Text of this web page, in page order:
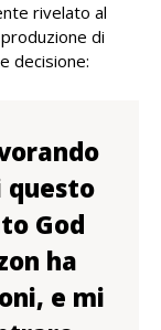
rivelato al
di
decisione:
questo
God
ha
e mi